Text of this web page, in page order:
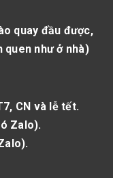
quay đầu được,
quen như ở nhà)
CN và lễ tết.
Zalo).
).